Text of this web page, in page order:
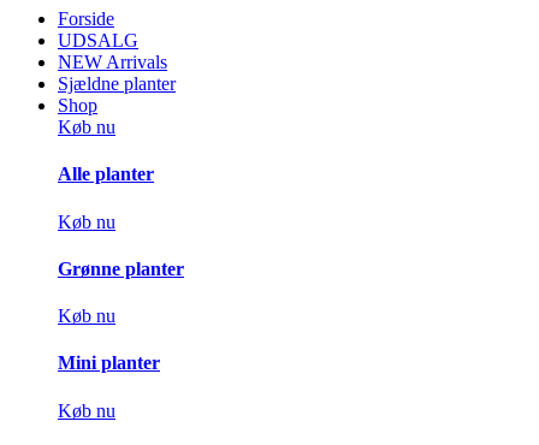
Forside
UDSALG
NEW Arrivals
Sjældne planter
Shop
Køb nu
Alle planter
Køb nu
Grønne planter
Køb nu
Mini planter
Køb nu